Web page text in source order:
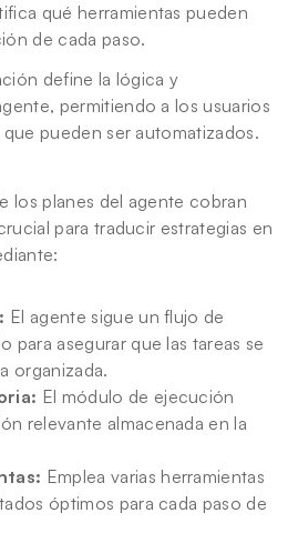
qué herramientas pueden
de cada paso.
define la lógica y
permitiendo a los usuarios
pueden ser automatizados.
los planes del agente cobran
para traducir estrategias en
El agente sigue un flujo de
para asegurar que las tareas se
organizada.
El módulo de ejecución
relevante almacenada en la
Emplea varias herramientas
óptimos para cada paso de